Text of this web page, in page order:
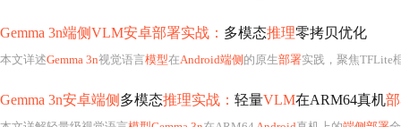
Gemma 3n端侧VLM安卓部署实战： 多模态推理零拷贝优化
本文详述Gemma 3n视觉语言模型在Android端侧 的原生部署实践，聚焦TFLite
Gemma 3n安卓端侧 多模态推理实战： 轻量VLM在ARM64真机